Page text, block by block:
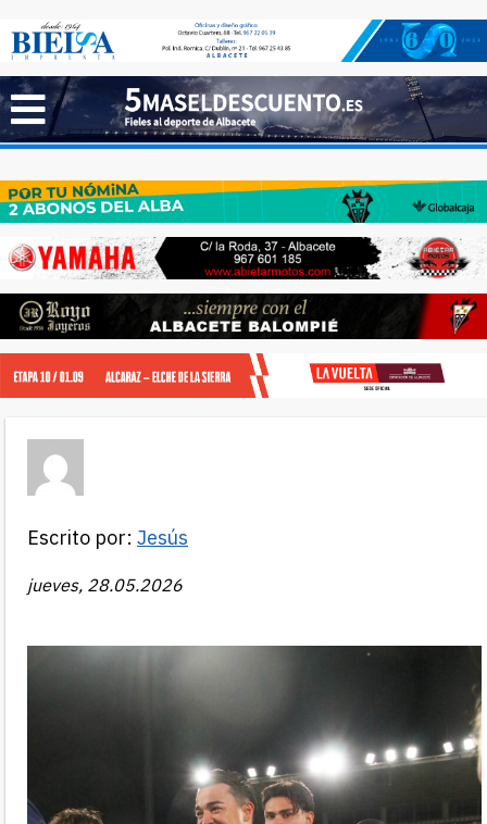
Escrito por: Jesús
jueves, 28.05.2026